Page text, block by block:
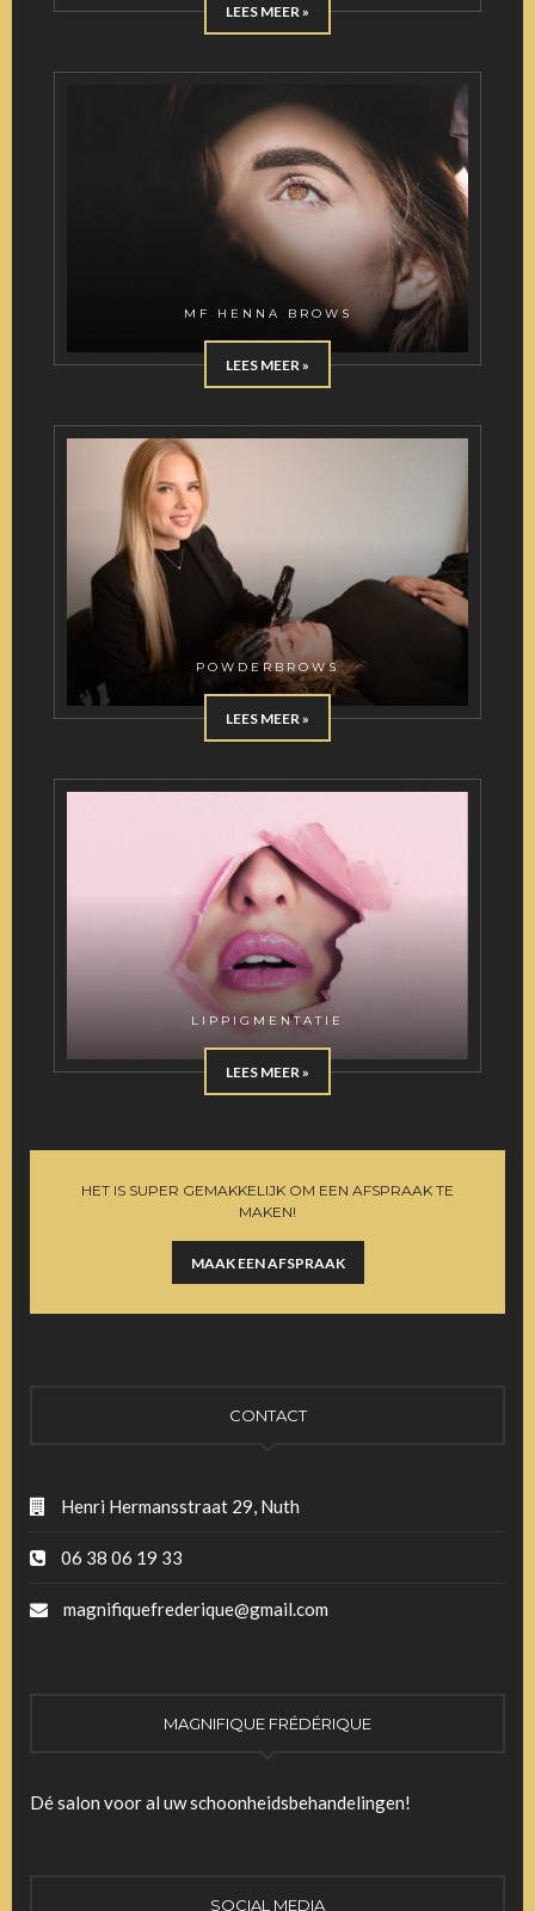
LEES MEER »
MF HENNA BROWS
LEES MEER »
POWDERBROWS
LEES MEER »
LIPPIGMENTATIE
LEES MEER »
HET IS SUPER GEMAKKELIJK OM EEN AFSPRAAK TE
MAKEN!
MAAK EEN AFSPRAAK
CONTACT
Henri Hermansstraat 29, Nuth
06 38 06 19 33
magnifiquefrederique@gmail.com
MAGNIFIQUE FRÉDÉRIQUE
Dé salon voor al uw schoonheidsbehandelingen!
SOCIAL MEDIA